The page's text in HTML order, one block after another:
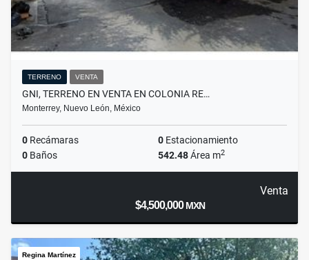
TERRENO VENTA
GNI, TERRENO EN VENTA EN COLONIA RE…
Monterrey, Nuevo León, México
0 Recámaras 0 Estacionamiento
0 Baños 542.48Área m2
Venta
$4,500,000MXN
Regina Martínez